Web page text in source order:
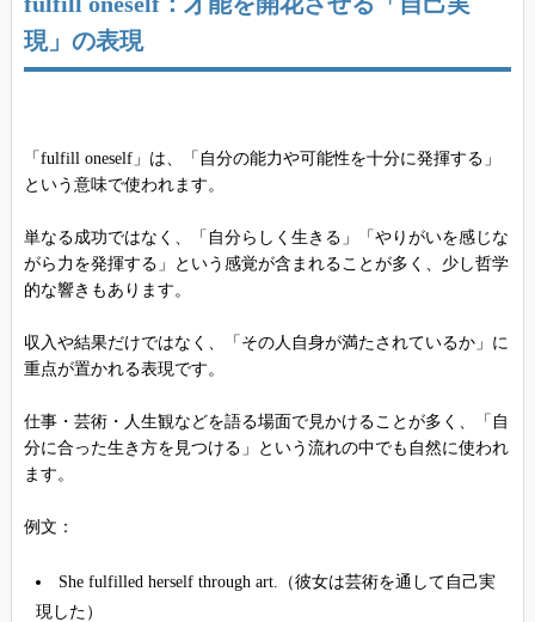
現」の表現
「fulfill oneself」は、「自分の能力や可能性を十分に発揮する」
という意味で使われます。
単なる成功ではなく、「自分らしく生きる」「やりがいを感じな
がら力を発揮する」という感覚が含まれることが多く、少し哲学
的な響きもあります。
収入や結果だけではなく、「その人自身が満たされているか」に
重点が置かれる表現です。
仕事・芸術・人生観などを語る場面で見かけることが多く、「自
分に合った生き方を見つける」という流れの中でも自然に使われ
ます。
例文：
She fulfilled herself through art.（彼女は芸術を通して自己実
現した）